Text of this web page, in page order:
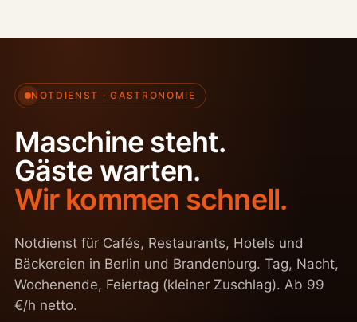
NOTDIENST · GASTRONOMIE
Maschine steht.
Gäste warten.
Wir kommen schnell.
Notdienst für Cafés, Restaurants, Hotels und
Bäckereien in Berlin und Brandenburg. Tag, Nacht,
Wochenende, Feiertag (kleiner Zuschlag). Ab 99
€/h netto.